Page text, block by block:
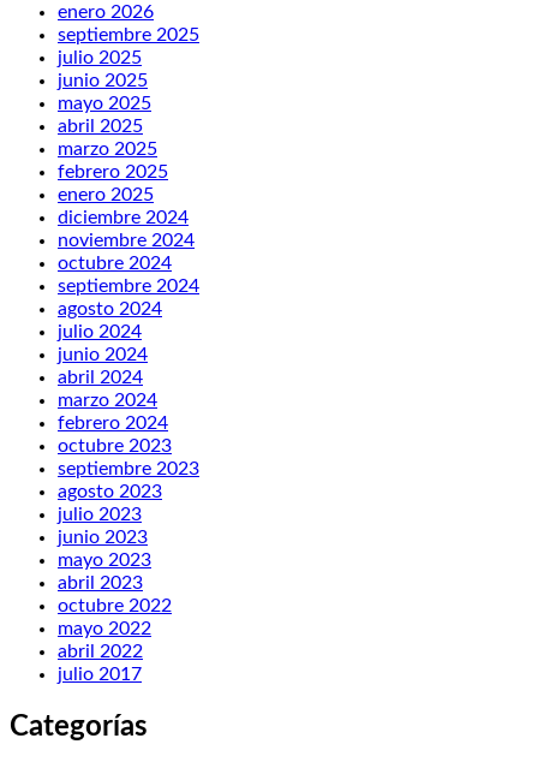
enero 2026
septiembre 2025
julio 2025
junio 2025
mayo 2025
abril 2025
marzo 2025
febrero 2025
enero 2025
diciembre 2024
noviembre 2024
octubre 2024
septiembre 2024
agosto 2024
julio 2024
junio 2024
abril 2024
marzo 2024
febrero 2024
octubre 2023
septiembre 2023
agosto 2023
julio 2023
junio 2023
mayo 2023
abril 2023
octubre 2022
mayo 2022
abril 2022
julio 2017
Categorías